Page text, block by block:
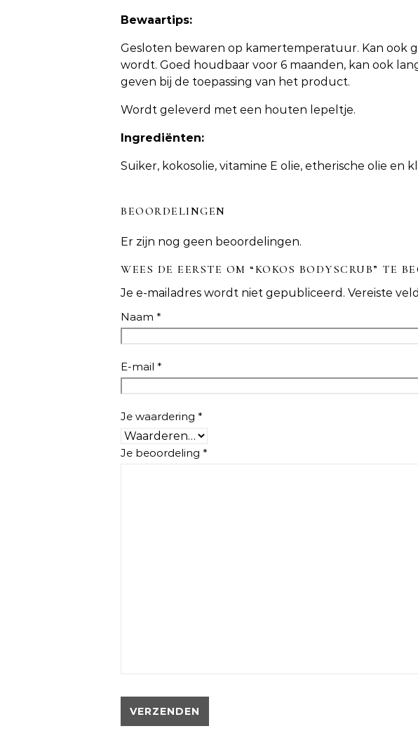
Bewaartips:
Gesloten bewaren op kamertemperatuur. Kan ook
wordt. Goed houdbaar voor 6 maanden, kan ook
geven bij de toepassing van het product.
Wordt geleverd met een houten lepeltje.
Ingrediënten:
Suiker, kokosolie, vitamine E olie, etherische olie en
BEOORDELINGEN
Er zijn nog geen beoordelingen.
WEES DE EERSTE OM “KOKOS BODYSCRUB” TE
Je e-mailadres wordt niet gepubliceerd. Vereiste
Naam *
E-mail *
Je waardering *
Je beoordeling *